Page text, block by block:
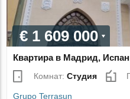
€ 1 609 000
Квартира в Мадрид,
Комнат:Студия
Grupo Terrasun